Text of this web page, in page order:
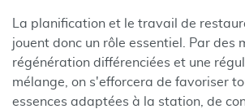
La planification et le travail de
jouent donc un rôle essentiel. Par des
régénération différenciées et une
mélange, on s'efforcera de favoriser
essences adaptées à la station, de